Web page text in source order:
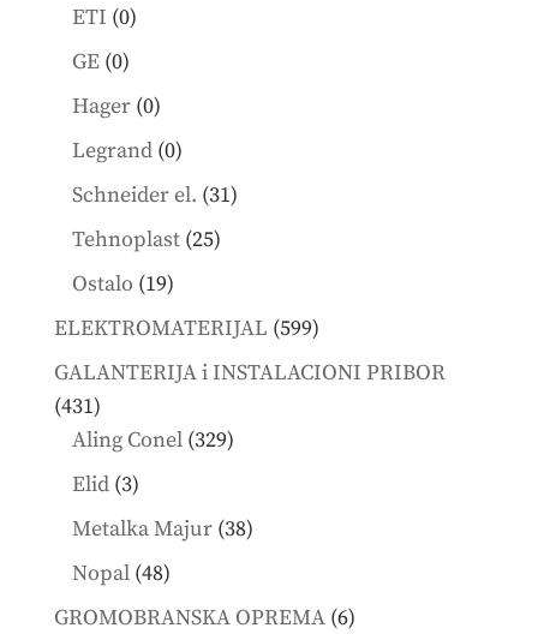
ETI 00
GE 00
products
Hager 00
products
Legrand 00
products
Schneider el. 3131
Tehnoplast 2525
Ostalo 1919
products
ELEKTROMATERIJAL 599599
products
GALANTERIJA i INSTALACIONI PRIBOR
431431
products
Aling Conel 329329
Elid 33
products
Metalka Majur 3838
Nopal 4848
products
GROMOBRANSKA OPREMA 66